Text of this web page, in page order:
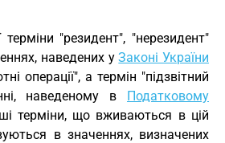
терміни "резидент", "нерезидент"
наведених уЗаконі України
операції", а термін "підзвітний
наведеному в Податковому
терміни, що вживаються в цій
в значеннях, визначених